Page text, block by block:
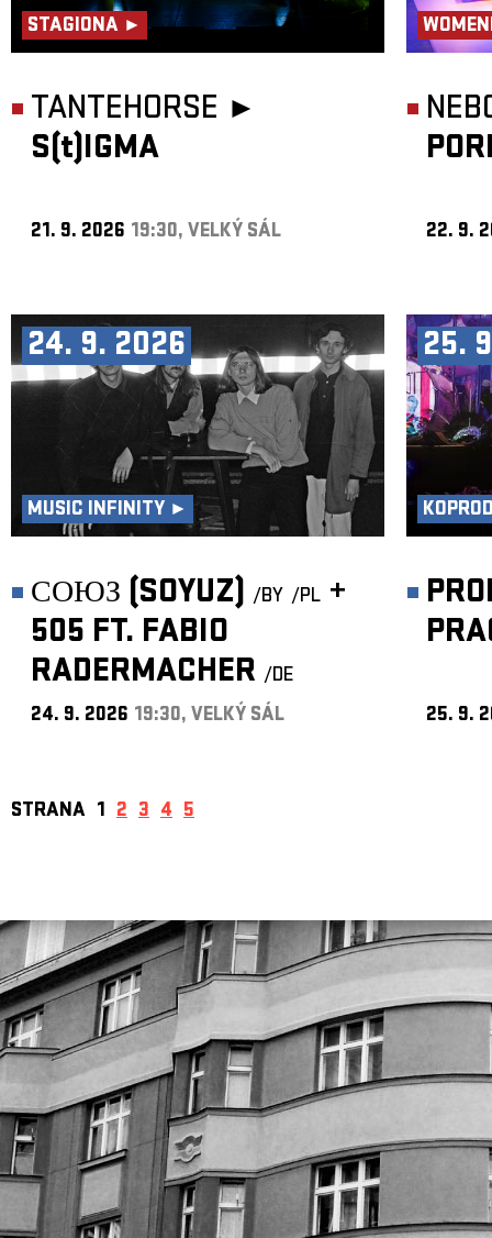
STAGIONA ►
TANTEHORSE ►
S(t)IGMA
21. 9. 2026 19:30, VELKÝ SÁL 22. 9.
24. 9. 2026
MUSIC INFINITY ►
СОЮЗ (SOYUZ) /BY /PL +
505 FT. FABIO
RADERMACHER /DE
24. 9. 2026 19:30, VELKÝ SÁL
25.
25. 9.
STRANA 1 2 3 4 5